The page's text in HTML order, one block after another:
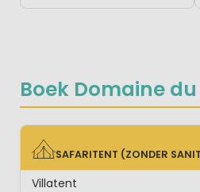
Boek Domaine
SAFARITENT (ZONDER SANITAIR)
SAFARITENT (ZONDER
Villatent